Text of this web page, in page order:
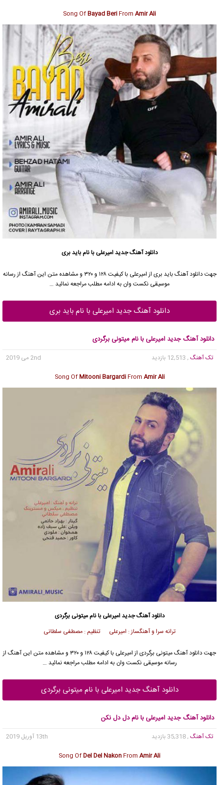
Song OfBayad BeriFrom Amir Ali
دانلود آهنگ جدیدامیرعلی با نام باید بری
جهت دانلود آهنگ باید بری از امیرعلی
با کیفیت ۱۲۸ و ۳۲۰ و مشاهده متن این آهنگ از رسانه
موسیقی نکست وان به ادامه مطلب مراجعه نمائید …
دانلود آهنگ جدید امیرعلی با نام باید بری
دانلود آهنگ جدید امیرعلی با نام میتونی برگردی
تک آهنگ , 12,513 بازدید
2nd می 2019
Song OfMitooni BargardiFrom Amir Ali
دانلود آهنگ جدیدامیرعلی با نام میتونی برگردی
ترانه سرا و آهنگساز : امیرعلی تنظیم : مصطفی سلطانی
جهت دانلود آهنگ میتونی برگردی از امیرعلی
با کیفیت ۱۲۸ و ۳۲۰ و مشاهده متن این آهنگ از
رسانه موسیقی نکست وان به ادامه مطلب مراجعه نمائید …
دانلود آهنگ جدید امیرعلی با نام میتونی برگردی
دانلود آهنگ جدید امیرعلی با نام دل دل نکن
تک آهنگ , 35,318 بازدید
13th آوریل 2019
Song OfDel Del NakonFrom Amir Ali